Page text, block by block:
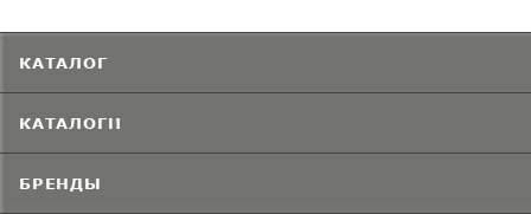
КАТАЛОГ
КАТАЛОГИ
БРЕНДЫ